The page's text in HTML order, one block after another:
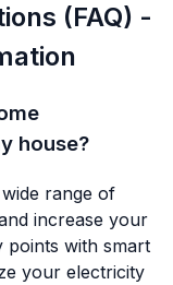
(FAQ) -
house?
range of
increase your
with smart
your electricity